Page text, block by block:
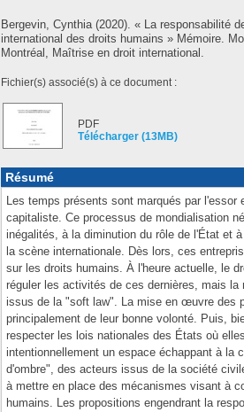
Bergevin, Cynthia(2020). « La responsabilité
international des droits humains » Mémoire.
Montréal, Maîtrise en droit international.
Fichier(s) associé(s) à ce document :
PDF
Télécharger (13MB)
Résumé
Les temps présents sont marqués par
capitaliste. Ce processus de mondialisation
inégalités, à la diminution du rôle de l'État et
la scène internationale. Dès lors, ces
sur les droits humains. À l'heure actuelle, le
réguler les activités de ces dernières, mais
issus de la "soft law". La mise en œuvre des
principalement de leur bonne volonté. Puis,
respecter les lois nationales des États où
intentionnellement un espace échappant à
d'ombre", des acteurs issus de la société
à mettre en place des mécanismes visant à
humains. Les propositions engendrant la